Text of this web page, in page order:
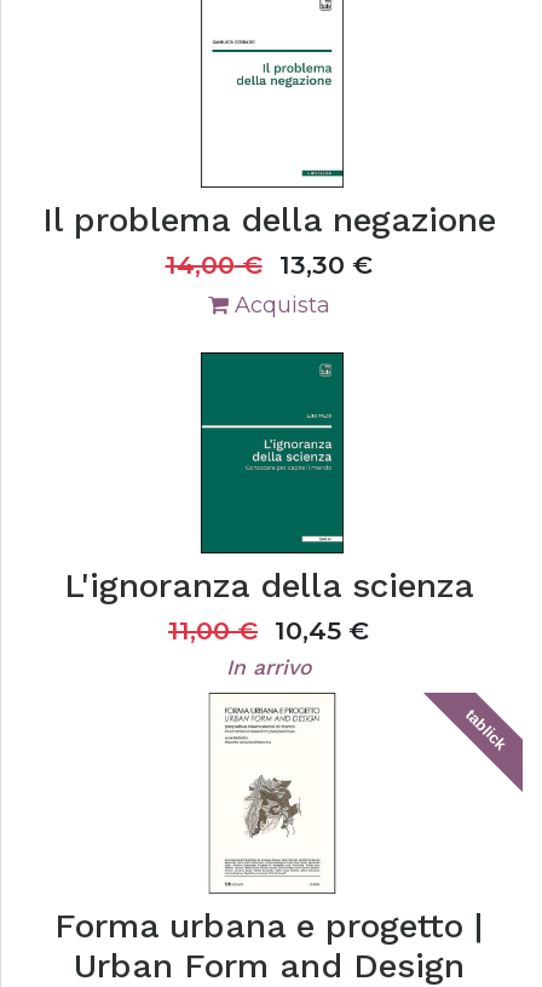
Il problema della negazione
14,00€ 13,30 €
Acquista
L'ignoranza della scienza
11,00€ 10,45 €
In arrivo
tablick
Forma urbana e progetto |
Urban Form and Design